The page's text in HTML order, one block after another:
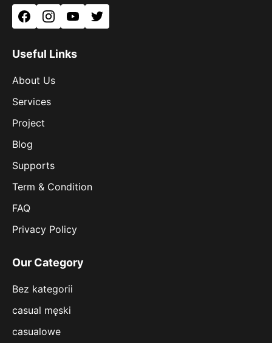
FacebookInstagramYouTubeTwitter
Useful Links
About Us
Services
Project
Blog
Supports
Term & Condition
FAQ
Privacy Policy
Our Category
Bez kategorii
casual męski
casualowe